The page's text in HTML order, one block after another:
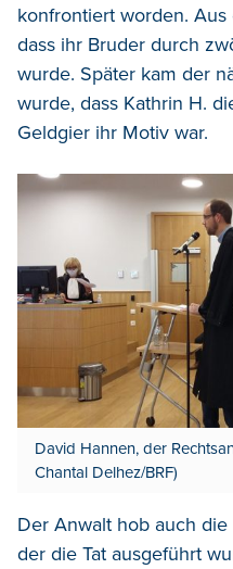
konfrontiert worden.
dass ihr Bruder durch
wurde. Später kam der
wurde, dass Kathrin H.
Geldgier ihr Motiv war.
David Hannen, der
Chantal Delhez/BRF)
Der Anwalt hob auch
der die Tat ausgeführt